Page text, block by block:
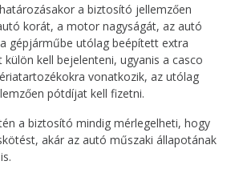
a biztosító jellemzően
korát, a motor nagyságát, az autó
gépjárműbe utólag beépített extra
kell bejelenteni, ugyanis a casco
vonatkozik, az utólag
pótdíjat kell fizetni.
a biztosító mindig mérlegelheti, hogy
akár az autó műszaki állapotának